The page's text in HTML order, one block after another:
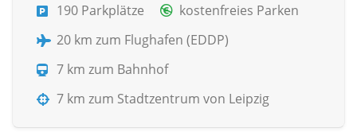
190 Parkplätze
kostenfreies Parken
20 km zum Flughafen (EDDP)
7 km zum Bahnhof
7 km zum Stadtzentrum von Leipzig